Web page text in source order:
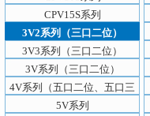
CPV15S系列
3V2系列（三口二位）
3V3系列（三口二位）
3V系列（三口二位）
4V系列（五口二位、五口三
位）
5V系列